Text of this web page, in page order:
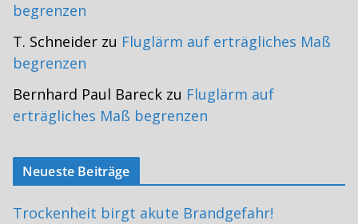
begrenzen
T. Schneider zu Fluglärm auf erträgliches Maß
begrenzen
Bernhard Paul Bareck zu Fluglärm auf
erträgliches Maß begrenzen
Neueste Beiträge
Trockenheit birgt akute Brandgefahr!